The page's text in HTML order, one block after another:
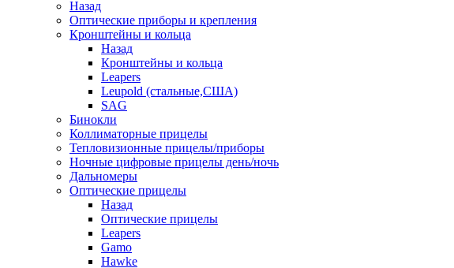
Назад
Оптические приборы и крепления
Кронштейны и кольца
Назад
Кронштейны и кольца
Leapers
Leupold (стальные,США)
SAG
Бинокли
Коллиматорные прицелы
Тепловизионные прицелы/приборы
Ночные цифровые прицелы день/ночь
Дальномеры
Оптические прицелы
Назад
Оптические прицелы
Leapers
Gamo
Hawke